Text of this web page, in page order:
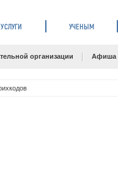
УСЛУГИ УЧЕНЫМ
организации Афиша